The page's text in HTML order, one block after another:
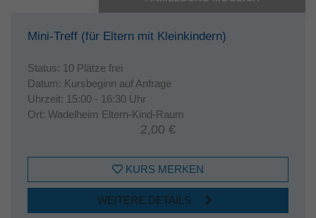
Mini-Treff (für Eltern mit Kleinkindern)
Status: 10 Plätze frei
Datum: Kursbeginn auf Anfrage
Uhrzeit: 15:00 - 16:30 Uhr
Ort: Wadelheim Eltern-Kind-Raum
2,00 €
KURS MERKEN
WEITERE DETAILS